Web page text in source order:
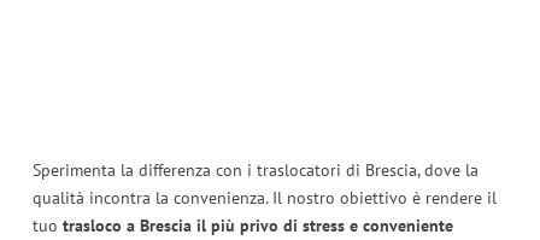
Sperimenta la differenza con i traslocatori di Brescia, dove la
qualità incontra la convenienza. Il nostro obiettivo è rendere il
tuo trasloco a Brescia il più privo di stress e conveniente